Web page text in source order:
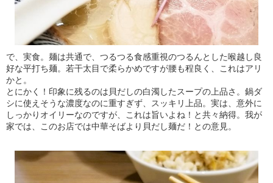
で、実食。麺は共通で、つるつる食感重視のつるんとした喉越し良
好な平打ち麺。若干太目で柔らかめですが腰も程良く、これはアリ
かと。
とにかく！印象に残るのは貝だしの白濁したスープの上品さ。鍋ダ
シに使えそうな濃度なのに重すぎず、スッキリ上品。実は、意外に
しっかりオイリーなのですが、これは旨いよね！と共々納得。我が
家では、このお店では中華そばより貝だし麺だ！との意見。